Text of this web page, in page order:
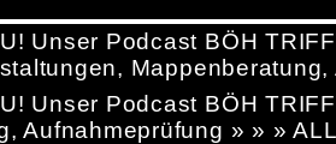
Unser Podcast BÖH
Unser Podcast BÖH
Aufnahmeprüfung » » »